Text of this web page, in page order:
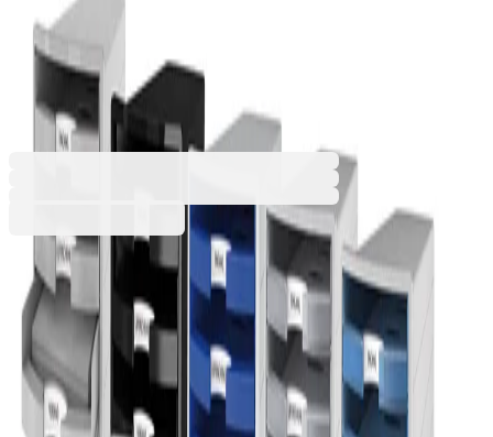
Impuls Trend, с 4 чекмеджета,
светлосин
1060140103
Баркод: 4012473101876
42,95 €
84,00 лв.
Купи
Цвят
Лилав
Оранжев
Розов